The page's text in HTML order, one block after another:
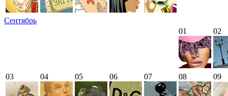
Сентябрь
01
02
03 04 05 06 07 08 09